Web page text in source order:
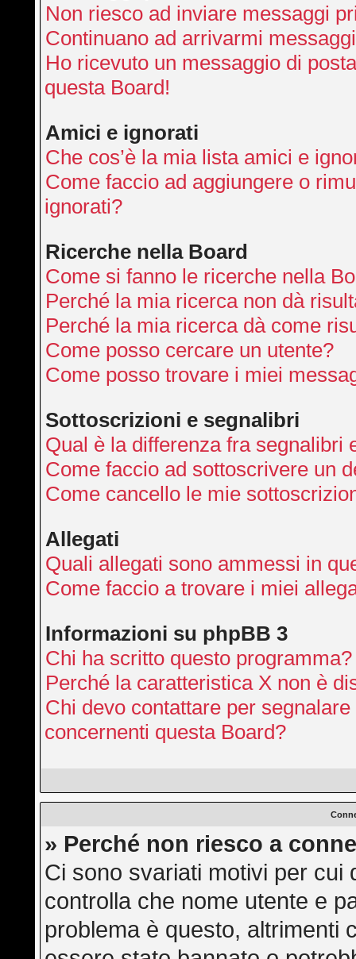
Non riesco ad inviare messaggi
Continuano ad arrivarmi
Ho ricevuto un messaggio di
questa Board!
Amici e ignorati
Che cos’è la mia lista amici e
Come faccio ad aggiungere o
ignorati?
Ricerche nella Board
Come si fanno le ricerche nella
Perché la mia ricerca non dà
Perché la mia ricerca dà come
Come posso cercare un utente?
Come posso trovare i miei
Sottoscrizioni e segnalibri
Qual è la differenza fra segnalibri
Come faccio ad sottoscrivere un
Come cancello le mie
Allegati
Quali allegati sono ammessi in
Come faccio a trovare i miei
Informazioni su phpBB 3
Chi ha scritto questo programma?
Perché la caratteristica X non è
Chi devo contattare per
concernenti questa Board?
» Perché non riesco a
Ci sono svariati motivi per
controlla che nome utente e
problema è questo, altrimenti